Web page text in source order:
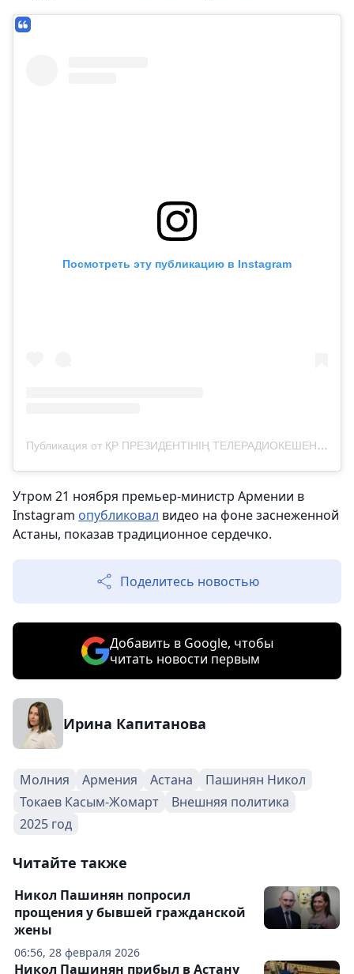
Посмотреть эту публикацию в Instagram
Публикация от ҚР ПРЕЗИДЕНТІНІҢ ТЕЛЕРАДИОКЕШЕНІ (@ptrk.kz)
Утром 21 ноября премьер-министр Армении в
Instagram опубликовал видео на фоне заснеженной
Астаны, показав традиционное сердечко.
Поделитесь новостью
Добавить в Google, чтобы
читать новости первым
Ирина Капитанова
Молния Армения Астана
Пашинян Никол
Токаев Касым-Жомарт
Внешняя политика
2025 год
Читайте также
06:56, 28 февраля 2026
Никол Пашинян попросил
прощения у бывшей гражданской
жены
Никол Пашинян прибыл в Астану